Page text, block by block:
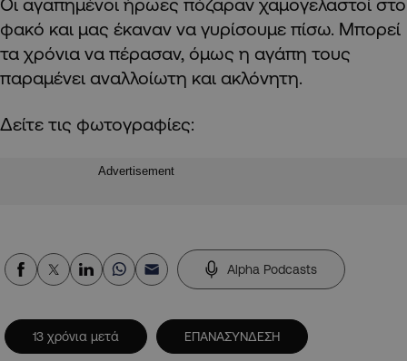
Οι αγαπημένοι ήρωες πόζαραν χαμογελαστοί στο
φακό και μας έκαναν να γυρίσουμε πίσω. Μπορεί
τα χρόνια να πέρασαν, όμως η αγάπη τους
παραμένει αναλλοίωτη και ακλόνητη.
Δείτε τις φωτογραφίες:
Advertisement
Alpha Podcasts
13 χρόνια μετά ΕΠΑΝΑΣΥΝΔΕΣΗ